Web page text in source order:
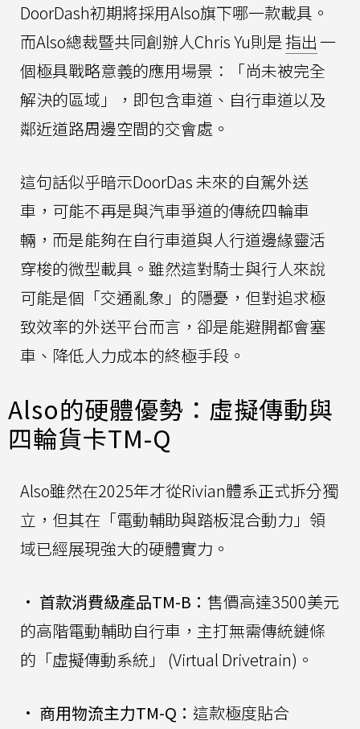
DoorDash初期將採用Also旗下哪一款載具。
而Also總裁暨共同創辦人Chris Yu則是指出 一
個極具戰略意義的應用場景：「尚未被完全
解決的區域」，即包含車道、自行車道以及
鄰近道路周邊空間的交會處。
這句話似乎暗示DoorDas 未來的自駕外送
車，可能不再是與汽車爭道的傳統四輪車
輛，而是能夠在自行車道與人行道邊緣靈活
穿梭的微型載具。雖然這對騎士與行人來說
可能是個「交通亂象」的隱憂，但對追求極
致效率的外送平台而言，卻是能避開都會塞
車、降低人力成本的終極手段。
Also的硬體優勢：虛擬傳動與
四輪貨卡TM-Q
Also雖然在2025年才從Rivian體系正式拆分獨
立，但其在「電動輔助與踏板混合動力」領
域已經展現強大的硬體實力。
• 首款消費級產品TM-B： 售價高達3500美元
的高階電動輔助自行車，主打無需傳統鏈條
的「虛擬傳動系統」 (Virtual Drivetrain)。
• 商用物流主力TM-Q： 這款極度貼合